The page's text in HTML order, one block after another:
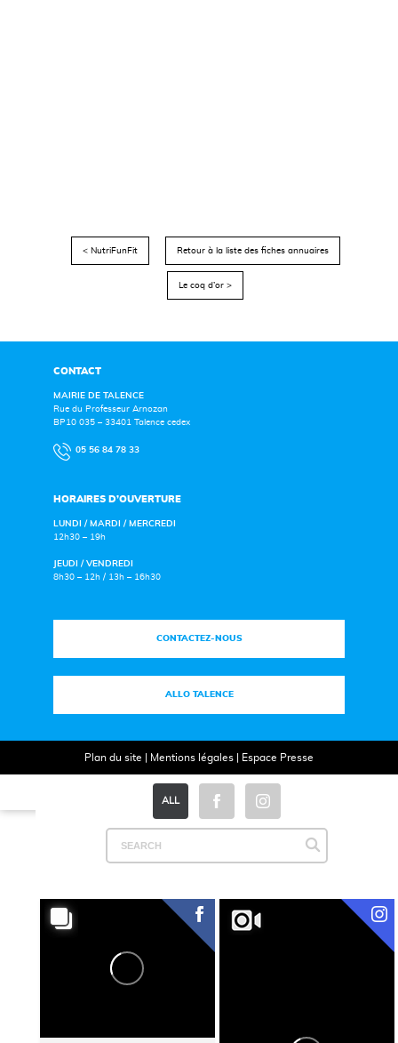
ALL
< NutriFunFit Retour à la liste des fiches annuaires
Le coq d’or >
CONTACT
MAIRIE DE TALENCE
Rue du Professeur Arnozan
BP10 035 – 33401 Talence cedex
05 56 84 78 33
HORAIRES D’OUVERTURE
LUNDI / MARDI / MERCREDI
12h30 – 19h
JEUDI / VENDREDI
8h30 – 12h / 13h – 16h30
CONTACTEZ-NOUS
ALLO TALENCE
Plan du site Mentions légales| Espace Presse